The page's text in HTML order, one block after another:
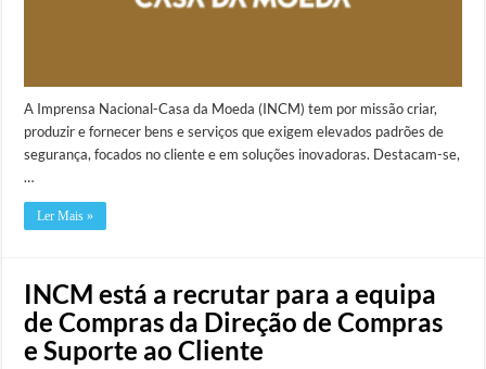
A Imprensa Nacional-Casa da Moeda (INCM) tem por missão criar,
produzir e fornecer bens e serviços que exigem elevados padrões de
segurança, focados no cliente e em soluções inovadoras. Destacam-se,
…
Ler Mais »
INCM está a recrutar para a equipa
de Compras da Direção de Compras
e Suporte ao Cliente